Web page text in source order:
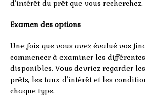
d’intérêt du prêt que vous recherchez.
Examen des options
Une fois que vous avez évalué vos
commencer à examiner les
disponibles. Vous devriez regarder
prêts, les taux d’intérêt et les
chaque type.